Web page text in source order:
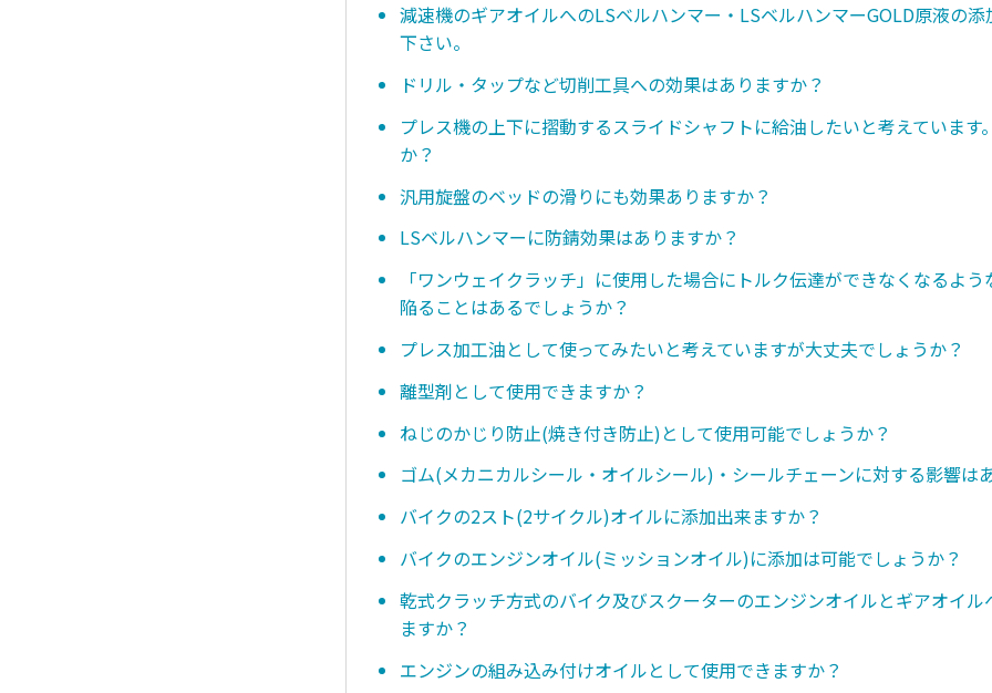
減速機のギアオイルへのLSベルハンマー・LSベルハンマーGOLD原液の添
下さい。
ドリル・タップなど切削工具への効果はありますか？
プレス機の上下に摺動するスライドシャフトに給油したいと考えています
か？
汎用旋盤のベッドの滑りにも効果ありますか？
LSベルハンマーに防錆効果はありますか？
「ワンウェイクラッチ」に使用した場合にトルク伝達ができなくなるよ
陥ることはあるでしょうか？
プレス加工油として使ってみたいと考えていますが大丈夫でしょうか？
離型剤として使用できますか？
ねじのかじり防止(焼き付き防止)として使用可能でしょうか？
ゴム(メカニカルシール・オイルシール)・シールチェーンに対する影響は
バイクの2スト(2サイクル)オイルに添加出来ますか？
バイクのエンジンオイル(ミッションオイル)に添加は可能でしょうか？
乾式クラッチ方式のバイク及びスクーターのエンジンオイルとギアオイル
ますか？
エンジンの組み込み付けオイルとして使用できますか？